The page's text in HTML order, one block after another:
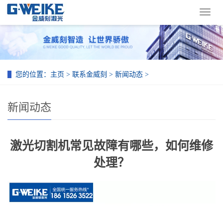
导
菜
单
您的位置： 主页 > 联系金威刻 > 新闻动态 >
新闻动态
激光切割机常见故障有哪些，如何维修
处理？